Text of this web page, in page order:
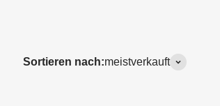
Sortieren nach:meistverkauft